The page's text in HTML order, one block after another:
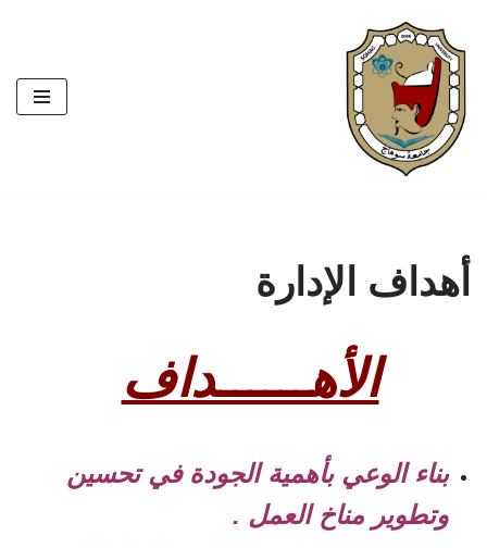
تخطى
إلى
المحتوى
أهداف الإدارة
الأهــــــداف
بناء الوعي بأهمية الجودة في تحسين
وتطوير مناخ العمل .